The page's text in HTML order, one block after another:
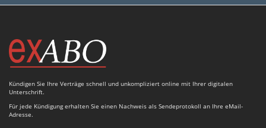
Kündigen Sie Ihre Verträge schnell und unkompliziert online mit Ihrer digitalen
Unterschrift.
Für jede Kündigung erhalten Sie einen Nachweis als Sendeprotokoll an Ihre eMail-
Adresse.